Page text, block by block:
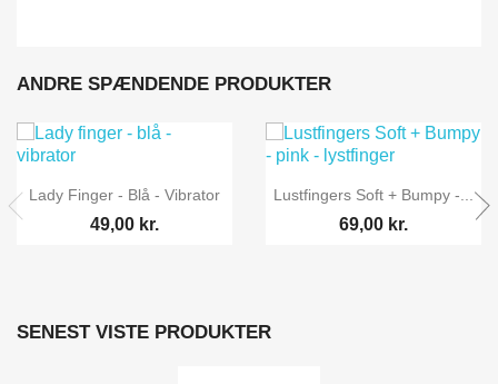
ANDRE SPÆNDENDE PRODUKTER
Lady Finger - Blå - Vibrator
49,00 kr.
Lustfingers Soft + Bumpy -...
69,00 kr.
SENEST VISTE PRODUKTER